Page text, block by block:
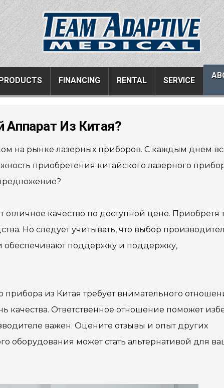
FINANCING RENTAL SERVICE
Links
FAQ
Blog
Team Adaptive
Newsletter
Driver Evaluations
Get Directions
(850) 522-0059
Get Directions
Аппарат Из Китая?
на рынке лазерных приборов. С каждым днем
приобретения китайского лазерного
качество по доступной цене. Приобретя
Но следует учитывать, что выбор
поддержку и поддержку,
из Китая требует внимательного
качества. Ответственное отношение поможет
важен. Оцените отзывы и опыт других
оборудования может стать альтернативой для